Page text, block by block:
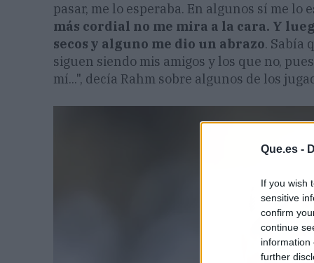
Que.es -
If you wish
sensitive
confirm
continue
information
further
pasar, me lo esperaba. En algunos sí me lo
más cordial no me mira a la cara. Y
secos y alguno me dio un abrazo. Sabía
siguen siendo mis amigos y los que no,
mí...", decía Rahm sobre algunos de los